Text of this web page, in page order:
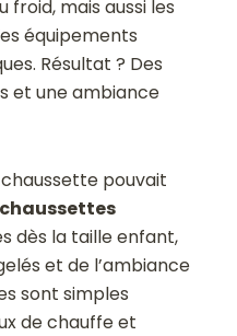
froid, mais aussi les
équipements
Résultat ? Des
et une ambiance
pouvait
chaussettes
dès la taille enfant,
et de l’ambiance
sont simples
de chauffe et